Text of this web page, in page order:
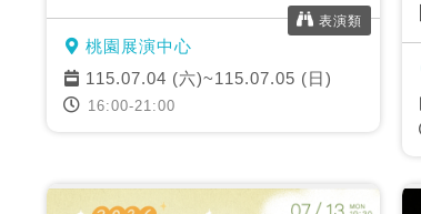
桃園展演中心
表演類
115.07.04 (六)~115.07.05 (日)
16:00-21:00